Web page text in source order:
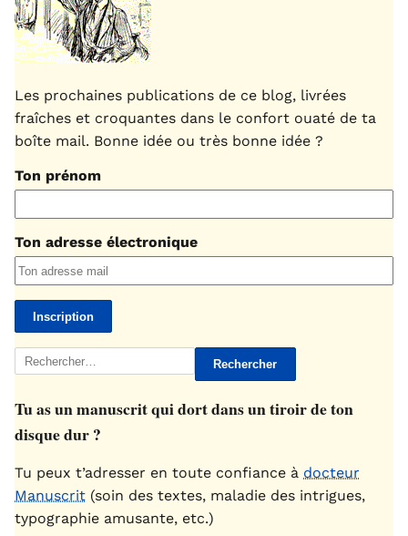
Les prochaines publications de ce blog, livrées
fraîches et croquantes dans le confort ouaté de ta
boîte mail. Bonne idée ou très bonne idée ?
Ton prénom
Ton adresse électronique
Rechercher :
Tu as un manuscrit qui dort dans un tiroir de ton
disque dur ?
Tu peux t’adresser en toute confiance à docteur
Manuscrit (soin des textes, maladie des intrigues,
typographie amusante, etc.)